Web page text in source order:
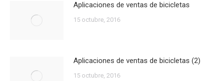
Aplicaciones de ventas de bicicletas
15 octubre, 2016
Aplicaciones de ventas de bicicletas (2)
15 octubre, 2016